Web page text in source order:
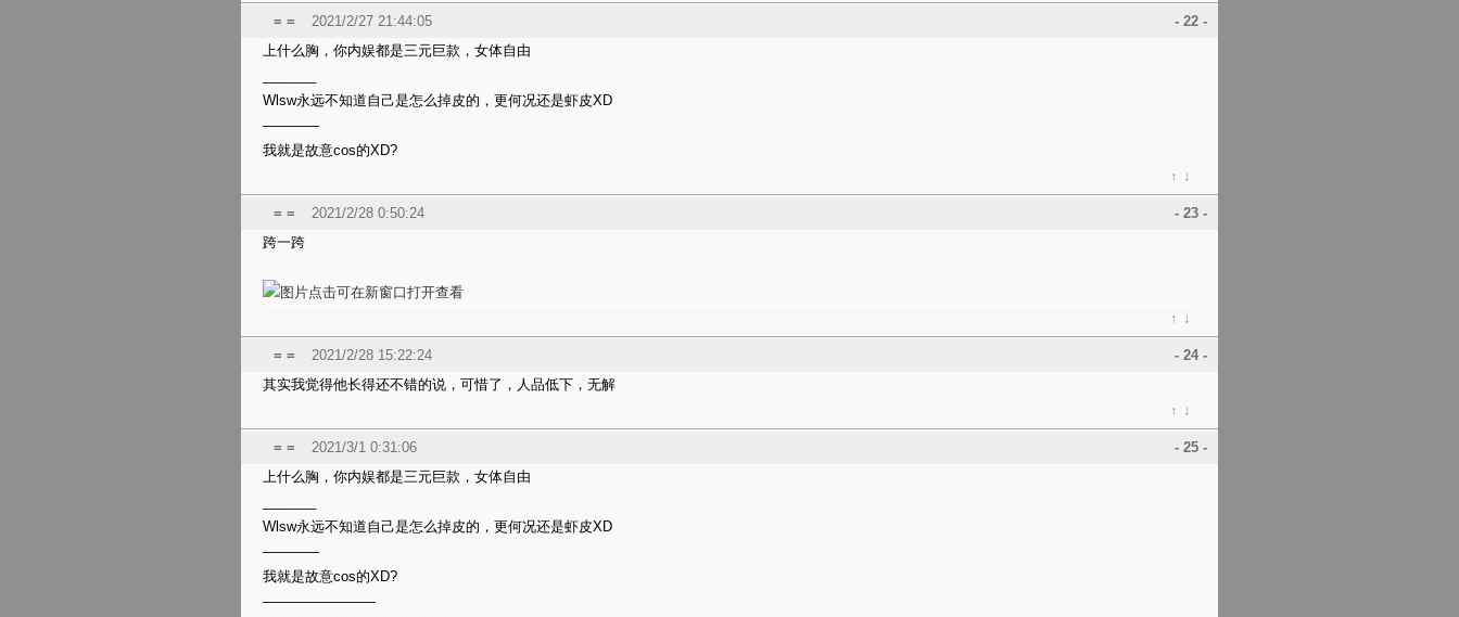
- 22 -
= =
2021/2/27 21:44:05
上什么胸，你内娱都是三元巨款，女体自由
Wlsw永远不知道自己是怎么掉皮的，更何况还是虾皮XD
————
我就是故意cos的XD?
↑ ↓
- 23 -
= =
2021/2/28 0:50:24
跨一跨
↑ ↓
- 24 -
= =
2021/2/28 15:22:24
其实我觉得他长得还不错的说，可惜了，人品低下，无解
↑ ↓
- 25 -
= =
2021/3/1 0:31:06
上什么胸，你内娱都是三元巨款，女体自由
Wlsw永远不知道自己是怎么掉皮的，更何况还是虾皮XD
————
我就是故意cos的XD?
————————